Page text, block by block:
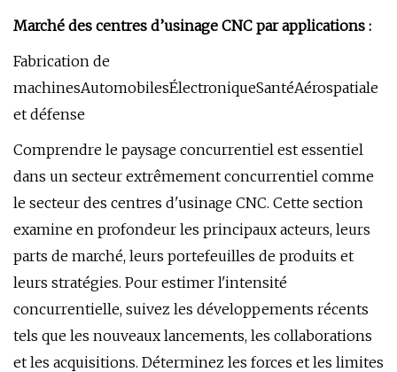
Marché des centres d’usinage CNC par applications :
Fabrication de
machinesAutomobilesÉlectroniqueSantéAérospatiale
et défense
Comprendre le paysage concurrentiel est essentiel
dans un secteur extrêmement concurrentiel comme
le secteur des centres d'usinage CNC. Cette section
examine en profondeur les principaux acteurs, leurs
parts de marché, leurs portefeuilles de produits et
leurs stratégies. Pour estimer l'intensité
concurrentielle, suivez les développements récents
tels que les nouveaux lancements, les collaborations
et les acquisitions. Déterminez les forces et les limites